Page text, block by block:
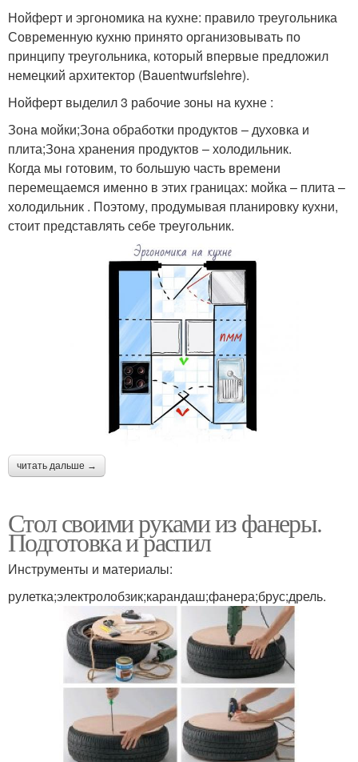
Нойферт и эргономика на кухне: правило треугольника
Современную кухню принято организовывать по
принципу треугольника, который впервые предложил
немецкий архитектор (Bauentwurfslehre).
Нойферт выделил 3 рабочие зоны на кухне :
Зона мойки;Зона обработки продуктов – духовка и
плита;Зона хранения продуктов – холодильник.
Когда мы готовим, то большую часть времени
перемещаемся именно в этих границах: мойка – плита –
холодильник . Поэтому, продумывая планировку кухни,
стоит представлять себе треугольник.
читать дальше →
Стол своими руками из фанеры.
Подготовка и распил
Инструменты и материалы:
рулетка;электролобзик;карандаш;фанера;брус;дрель.